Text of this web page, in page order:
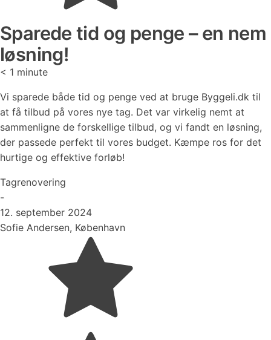
Sparede tid og penge – en nem
løsning!
< 1 minute
Vi sparede både tid og penge ved at bruge Byggeli.dk til
at få tilbud på vores nye tag. Det var virkelig nemt at
sammenligne de forskellige tilbud, og vi fandt en løsning,
der passede perfekt til vores budget. Kæmpe ros for det
hurtige og effektive forløb!
Tagrenovering
-
12. september 2024
Sofie Andersen, København